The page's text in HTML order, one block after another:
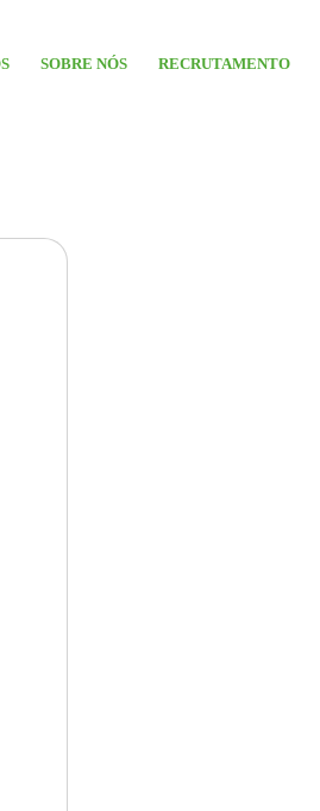
SOBRE NÓS RECRUTAMENTO